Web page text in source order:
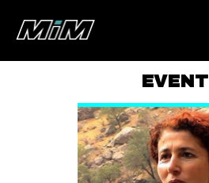
ABOUT
AREA
EVENTI